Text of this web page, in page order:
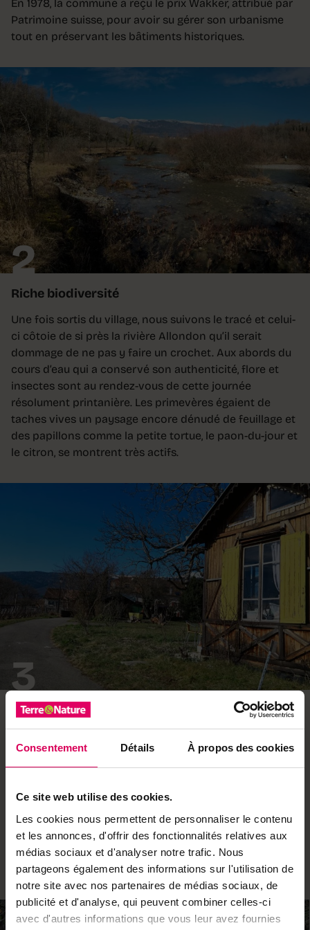
Consentement Détails À propos des cookies
Ce site web utilise des cookies.
Les cookies nous permettent de personnaliser le contenu
et les annonces, d'offrir des fonctionnalités relatives aux
médias sociaux et d'analyser notre trafic. Nous
partageons également des informations sur l'utilisation de
notre site avec nos partenaires de médias sociaux, de
publicité et d'analyse, qui peuvent combiner celles-ci
avec d'autres informations que vous leur avez fournies
En 1978, la commune a reçu le prix Wakker, attribué par
Patrimoine suisse, pour avoir su gérer son urbanisme
tout en préservant les bâtiments historiques.
2
Riche biodiversité
Une fois sortis du village, nous suivons le tracé et celui-
ci côtoie de si près la rivière Allondon qu’il serait
dommage de ne pas y faire un crochet. Aux abords du
cours d’eau qui a conservé son authenticité, flore et
insectes sont au rendez-vous de cette journée
résolument printanière. Les primevères égaient de
taches vives un paysage encore dénudé de feuillage et
des papillons comme la petite tortue, le paon-du-jour et
le citron, se montrent très actifs.
3
Le hameau d’Essertines
fond de laquelle coulent les eaux torrentueuses du
ruisseau Roulave, le hameau d’Essertines respire une
village, la vue porte loin sur la plaine genevoise. Celle-ci
s’étale jusqu’aux pentes boisées du versant français de
la chaîne du Jura et les magnifiques parois rocheuses
du sommet du Reculet, qui culmine à 1718 mètres
d’altitude.